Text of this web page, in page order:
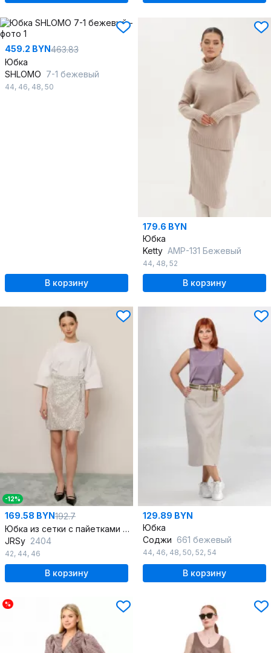
459.2 BYN463.83
Юбка
SHLOMO 7-1 бежевый
44, 46, 48, 50
В корзину
179.6 BYN
Юбка
Ketty AMР-131 Бежевый
44, 48, 52
В корзину
-12%
169.58 BYN192.7
Юбка из сетки с пайетками в нарядном стиле до колен
JRSy 2404
42, 44, 46
В корзину
129.89 BYN
Юбка
Соджи 661 бежевый
44, 46, 48, 50, 52, 54
В корзину
%